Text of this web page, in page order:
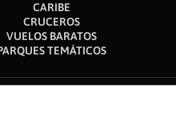
CARIBE
CRUCEROS
VUELOS BARATOS
TEMÁTICOS